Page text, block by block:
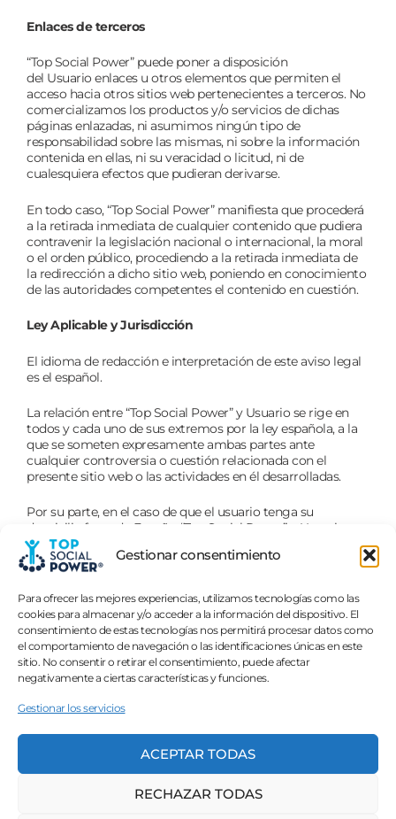
Gestionar consentimiento
Para ofrecer las mejores experiencias, utilizamos tecnologías como las
cookies para almacenar y/o acceder a la información del dispositivo. El
consentimiento de estas tecnologías nos permitirá procesar datos como
el comportamiento de navegación o las identificaciones únicas en este
sitio. No consentir o retirar el consentimiento, puede afectar
negativamente a ciertas características y funciones.
Gestionar los servicios
ACEPTAR TODAS
RECHAZAR TODAS
Enlaces de terceros
“Top Social Power” puede poner a disposición
del Usuario enlaces u otros elementos que permiten el
acceso hacia otros sitios web pertenecientes a terceros. No
comercializamos los productos y/o servicios de dichas
páginas enlazadas, ni asumimos ningún tipo de
responsabilidad sobre las mismas, ni sobre la información
contenida en ellas, ni su veracidad o licitud, ni de
cualesquiera efectos que pudieran derivarse.
En todo caso, “Top Social Power” manifiesta que procederá
a la retirada inmediata de cualquier contenido que pudiera
contravenir la legislación nacional o internacional, la moral
o el orden público, procediendo a la retirada inmediata de
la redirección a dicho sitio web, poniendo en conocimiento
de las autoridades competentes el contenido en cuestión.
Ley Aplicable y Jurisdicción
El idioma de redacción e interpretación de este aviso legal
es el español.
La relación entre “Top Social Power” y Usuario se rige en
todos y cada uno de sus extremos por la ley española, a la
que se someten expresamente ambas partes ante
cualquier controversia o cuestión relacionada con el
presente sitio web o las actividades en él desarrolladas.
Por su parte, en el caso de que el usuario tenga su
domicilio fuera de España, “Top Social Power” y Usuario se
someten, con renuncia expresa a cualquier otro fuero, a los
Juzgados y Tribunales competentes de España.
¿A qué esperas? ¡Supérate YA!
MASTERCLASS GRATUITA : "LA
PERSUASIÓN"